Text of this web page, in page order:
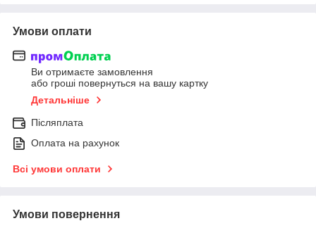
Умови оплати
Ви отримаєте замовлення
або гроші повернуться на вашу картку
Детальніше
Післяплата
Оплата на рахунок
Всі умови оплати
Умови повернення